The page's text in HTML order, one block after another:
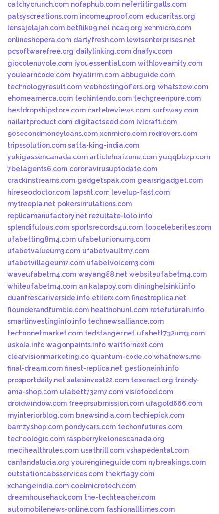
catchycrunch.com nofaphub.com nefertitingalls.com
patsyscreations.com income4proof.com educaritas.org
lensajelajah.com betflik09.net ncaq.org xenmicro.com
onlineshopera.com dartyfresh.com lewisenterprises.net
pcsoftwarefree.org dailylinking.com dnafyx.com
giocolenuvole.com iyouessential.com withloveamity.com
youlearncode.com fxyatirim.com abbuguide.com
technologyresult.com webhostingoffers.org whatszow.com
ehomeamerca.com techintendo.com techgreenpure.com
bestdropshipstore.com cartelreviews.com surfsway.com
nailartproduct.com digitactseed.com lvlcraft.com
90secondmoneyloans.com xenmicro.com rodrovers.com
tripssolution.com satta-king-india.com
yukigassencanada.com articlehorizone.com yuqqbbzp.com
7betagents6.com coronavirusuptodate.com
crackinstreams.com gadgetspak.com gearsngadget.com
hireseodoctor.com lapsfit.com levelup-fast.com
mytreepla.net pokersimulations.com
replicamanufactory.net rezultate-loto.info
splendifulous.com sportsrecords4u.com topceleberites.com
ufabetting8m4.com ufabetunionum3.com
ufabetvalueum3.com ufabetvaultm7.com
ufabetvillageum7.com ufabetvoicem3.com
waveufabetm4.com wayang88.net websiteufabetm4.com
whiteufabetm4.com anikalappy.com dininghelsinki.info
duanfrescariverside.info etilerx.com finestreplica.net
flounderandfumble.com healthohunt.com retefuturah.info
smartinvestinginfo.info technewsalliance.com
technonetmarket.com tedstanger.net ufabett732um3.com
uskola.info wagonpaints.info waitfornext.com
clearvisionmarketing.co quantum-code.co whatnews.me
final-dream.com finest-replica.net gestioneinh.info
prosportdaily.net salesinvest22.com teseract.org trendy-
ama-shop.com ufabett732m7.com visiofood.com
droidwindow.com freeprsubmission.com ufagold666.com
myinteriorblog.com bnewsindia.com techiepick.com
bamzyshop.com pondycars.com techonfutures.com
techoologic.com raspberryketonescanada.org
medihealthrules.com usathrill.com vshapedental.com
canfandalucia.org yourengineguide.com nybreakings.com
outstationcabsservices.com thekrtagy.com
xchangeindia.com coolmicrotech.com
dreamhousehack.com the-techteacher.com
automobilenews-online.com fashionalltimes.com